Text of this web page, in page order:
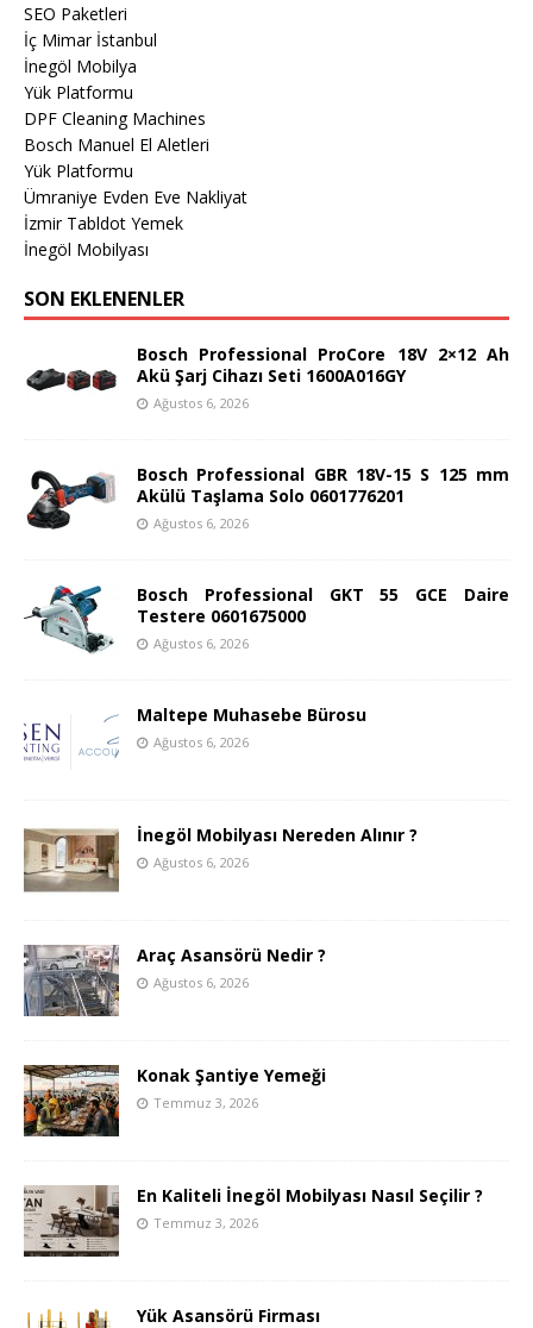
SEO Paketleri
İç Mimar İstanbul
İnegöl Mobilya
Yük Platformu
DPF Cleaning Machines
Bosch Manuel El Aletleri
Yük Platformu
Ümraniye Evden Eve Nakliyat
İzmir Tabldot Yemek
İnegöl Mobilyası
SON EKLENENLER
Bosch Professional ProCore 18V 2×12 Ah
Akü Şarj Cihazı Seti 1600A016GY
Ağustos 6, 2026
Bosch Professional GBR 18V-15 S 125 mm
Akülü Taşlama Solo 0601776201
Ağustos 6, 2026
Bosch Professional GKT 55 GCE Daire
Testere 0601675000
Ağustos 6, 2026
Maltepe Muhasebe Bürosu
Ağustos 6, 2026
İnegöl Mobilyası Nereden Alınır ?
Ağustos 6, 2026
Araç Asansörü Nedir ?
Ağustos 6, 2026
Konak Şantiye Yemeği
Temmuz 3, 2026
En Kaliteli İnegöl Mobilyası Nasıl Seçilir ?
Temmuz 3, 2026
Yük Asansörü Firması